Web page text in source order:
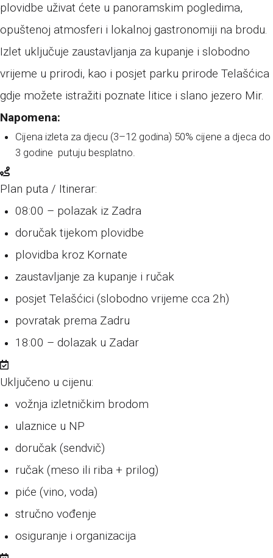
plovidbe uživat ćete u panoramskim pogledima,
opuštenoj atmosferi i lokalnoj gastronomiji na brodu.
Izlet uključuje zaustavljanja za kupanje i slobodno
vrijeme u prirodi, kao i posjet parku prirode Telašćica
gdje možete istražiti poznate litice i slano jezero Mir.
Napomena:
Cijena izleta za djecu (3–12 godina) 50% cijene a djeca do
3 godine putuju besplatno.
Plan puta / Itinerar:
08:00 – polazak iz Zadra
doručak tijekom plovidbe
plovidba kroz Kornate
zaustavljanje za kupanje i ručak
posjet Telašćici (slobodno vrijeme cca 2h)
povratak prema Zadru
18:00 – dolazak u Zadar
Uključeno u cijenu:
vožnja izletničkim brodom
ulaznice u NP
doručak (sendvič)
ručak (meso ili riba + prilog)
piće (vino, voda)
stručno vođenje
osiguranje i organizacija